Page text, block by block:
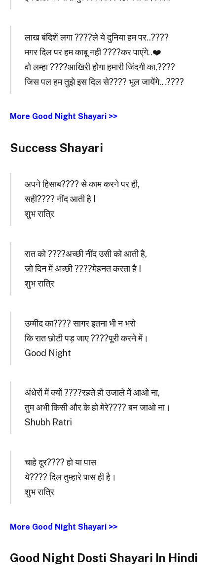
लाख बंदिशें लगा ????ले ये दुनिया हम पर..????
मगर दिल पर हम काबू नही ????कर पाएंगे..❤️
वो लम्हा ????आखिरी होगा हमारी जिंदगी का,????
जिस पल हम तुझे इस दिल से???? भूल जायेंगे…????
More Good Night Shayari >>
Success Shayari
अपने हिसाब???? से काम करने पर ही,
सही???? नींद आती है I
शुभ रात्रि
रात को ????अच्छी नींद उसी को आती है,
जो दिन में अच्छी ????मेहनत करता है I
शुभ रात्रि
उम्मीद का???? सागर इतना भी न भरो
कि रात छोटी पड़ जाए ????पूरी करने में।
Good Night
अंधेरों में क्यों ????रहते हो उजाले में आओ ना,
तुम अभी किसी और के हो मेरे???? बन जाओ ना।
Shubh Ratri
चाहे दूर???? हो या पास
ये???? दिल तुम्हारे पास ही है।
शुभ रात्रि
More Good Night Shayari >>
Good Night Dosti Shayari In Hindi